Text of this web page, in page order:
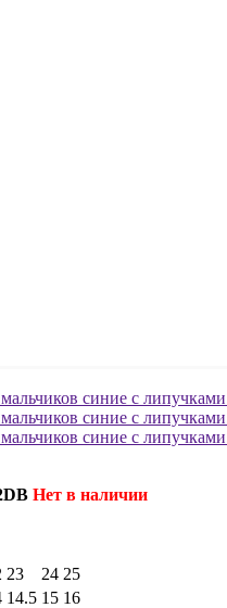
Нет в наличии
23 24 25
14.5 15 16